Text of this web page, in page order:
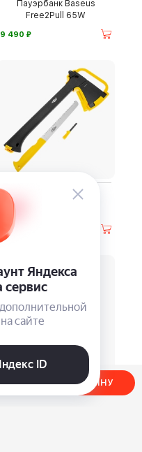
ДОБАВИТЬ В КОРЗИНУ
Пауэрбанк Baseus
Free2Pull 65W
9 490 ⃏
Походный топор-
5 290
Фонарь-прожектор